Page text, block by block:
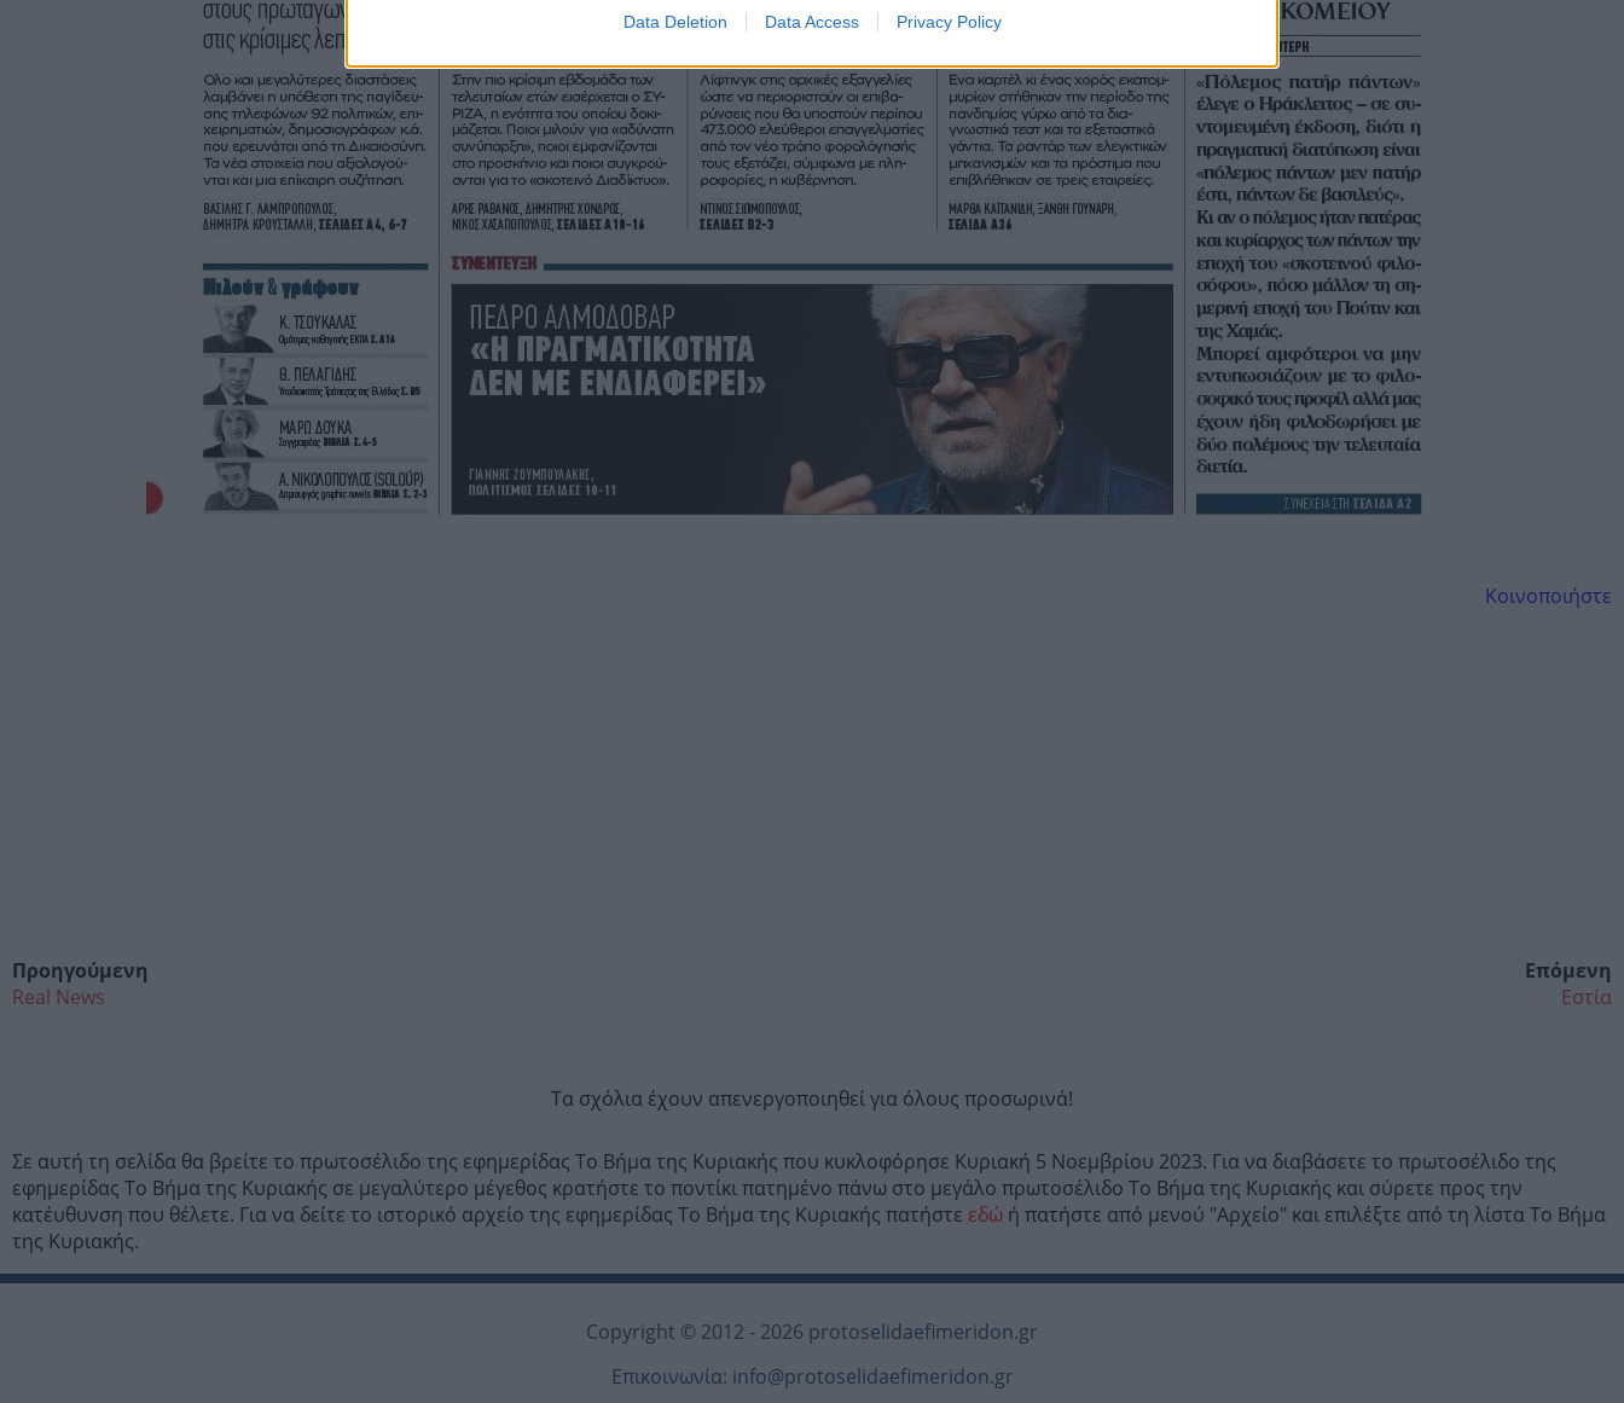
Data Deletion Data Access Privacy Policy
Κοινοποιήστε
Προηγούμενη
Real News
Επόμενη
Εστία
Τα σχόλια έχουν απενεργοποιηθεί για όλους προσωρινά!
Σε αυτή τη σελίδα θα βρείτε το πρωτοσέλιδο της εφημερίδας Το Βήμα της Κυριακής που κυκλοφόρησε Κυριακή 5 Νοεμβρίου 2023. Για να διαβάσετε το πρωτοσέλιδο της
εφημερίδας Το Βήμα της Κυριακής σε μεγαλύτερο μέγεθος κρατήστε το ποντίκι πατημένο πάνω στο μεγάλο πρωτοσέλιδο Το Βήμα της Κυριακής και σύρετε προς την
κατέυθυνση που θέλετε. Για να δείτε το ιστορικό αρχείο της εφημερίδας Το Βήμα της Κυριακής πατήστε εδώ ή πατήστε από μενού "Αρχείο" και επιλέξτε από τη λίστα Το Βήμα
της Κυριακής.
Copyright © 2012 - 2026 protoselidaefimeridon.gr
Επικοινωνία: info@protoselidaefimeridon.gr